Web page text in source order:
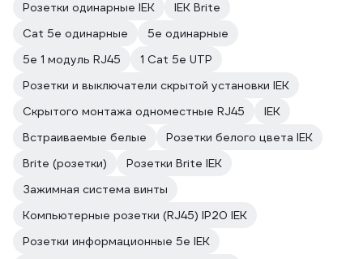
Розетки одинарные IEK
IEK Brite
Cat 5e одинарные
5e одинарные
5e 1 модуль RJ45
1 Cat 5e UTP
Розетки и выключатели скрытой установки IEK
Скрытого монтажа одноместные RJ45
IEK
Встраиваемые белые
Розетки белого цвета IEK
Brite (розетки)
Розетки Brite IEK
Зажимная система винты
Компьютерные розетки (RJ45) IP20 IEK
Розетки информационные 5е IEK